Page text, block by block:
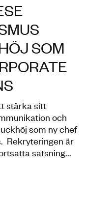
SOM
stärka sitt
och
som ny chef
Rekryteringen är
satsning...